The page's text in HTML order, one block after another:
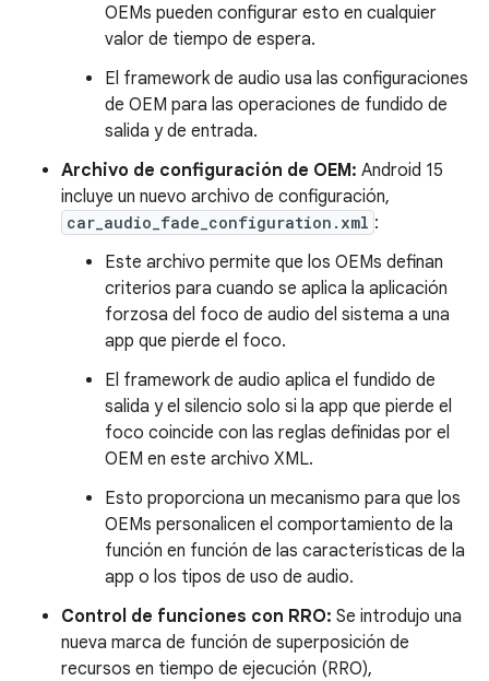
OEMs pueden configurar esto en cualquier
valor de tiempo de espera.
El framework de audio usa las configuraciones
de OEM para las operaciones de fundido de
salida y de entrada.
Archivo de configuración de OEM: Android 15
incluye un nuevo archivo de configuración,
car_audio_fade_configuration.xml :
Este archivo permite que los OEMs definan
criterios para cuando se aplica la aplicación
forzosa del foco de audio del sistema a una
app que pierde el foco.
El framework de audio aplica el fundido de
salida y el silencio solo si la app que pierde el
foco coincide con las reglas definidas por el
OEM en este archivo XML.
Esto proporciona un mecanismo para que los
OEMs personalicen el comportamiento de la
función en función de las características de la
app o los tipos de uso de audio.
Control de funciones con RRO: Se introdujo una
nueva marca de función de superposición de
recursos en tiempo de ejecución (RRO),